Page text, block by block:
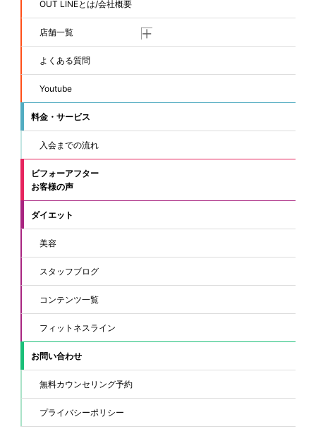
OUT LINEとは/会社概要
店舗一覧
よくある質問
Youtube
料金・サービス
入会までの流れ
ビフォーアフター
お客様の声
ダイエット
美容
スタッフブログ
コンテンツ一覧
フィットネスライン
お問い合わせ
無料カウンセリング予約
プライバシーポリシー